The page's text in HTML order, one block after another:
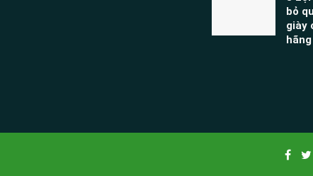
bỏ
giày
hãng